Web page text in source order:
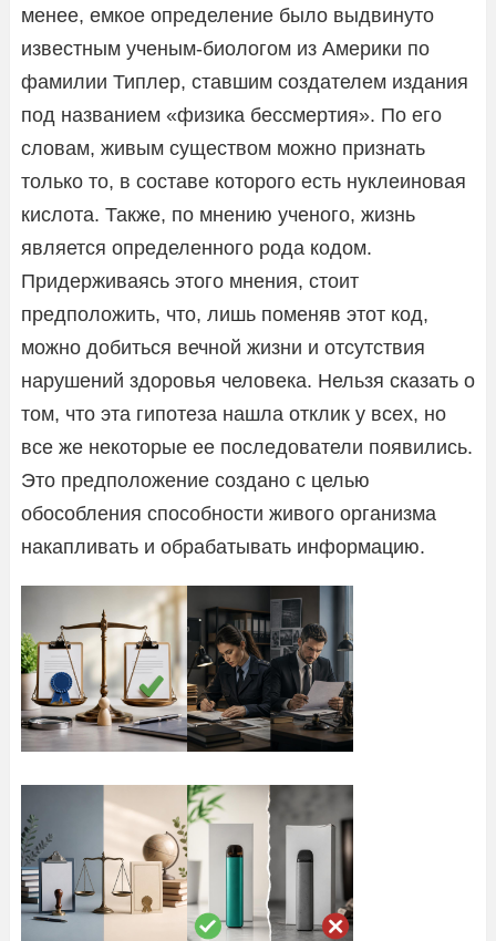
менее, емкое определение было выдвинуто
известным ученым-биологом из Америки по
фамилии Типлер, ставшим создателем издания
под названием «физика бессмертия». По его
словам, живым существом можно признать
только то, в составе которого есть нуклеиновая
кислота. Также, по мнению ученого, жизнь
является определенного рода кодом.
Придерживаясь этого мнения, стоит
предположить, что, лишь поменяв этот код,
можно добиться вечной жизни и отсутствия
нарушений здоровья человека. Нельзя сказать о
том, что эта гипотеза нашла отклик у всех, но
все же некоторые ее последователи появились.
Это предположение создано с целью
обособления способности живого организма
накапливать и обрабатывать информацию.